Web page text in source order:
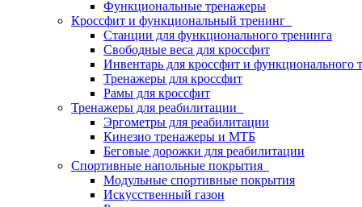
Функциональные тренажеры
Кроссфит и функциональный тренинг
Станции для функционального тренинга
Свободные веса для кроссфит
Инвентарь для кроссфит и функционального
Тренажеры для кроссфит
Рамы для кроссфит
Тренажеры для реабилитации
Эргометры для реабилитации
Кинезио тренажеры и МТБ
Беговые дорожки для реабилитации
Спортивные напольные покрытия
Модульные спортивные покрытия
Искусственный газон